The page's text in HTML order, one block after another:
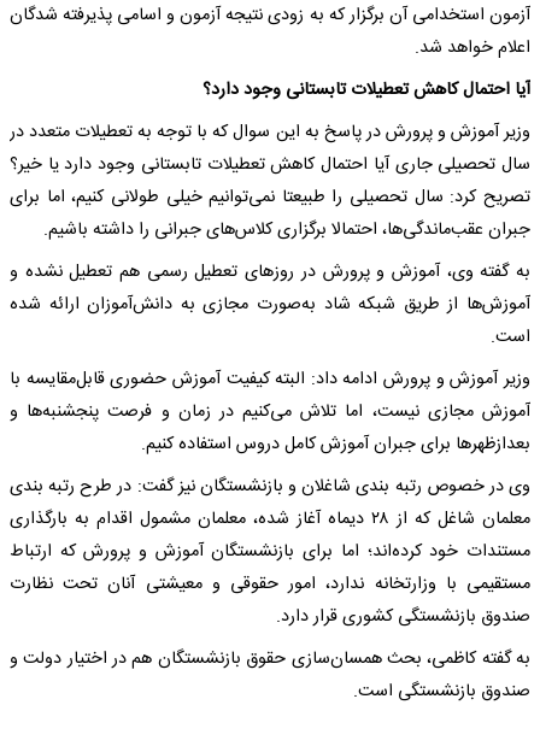
آزمون استخدامی آن برگزار که به زودی نتیجه آزمون و اسامی پذیرفته شدگان
اعلام خواهد شد.
آیا احتمال کاهش تعطیلات تابستانی وجود دارد؟
وزیر آموزش و پرورش در پاسخ به این سوال که با توجه به تعطیلات متعدد در
سال تحصیلی جاری آیا احتمال کاهش تعطیلات تابستانی وجود دارد یا خیر؟
تصریح کرد: سال تحصیلی را طبیعتا نمی‌توانیم خیلی طولانی کنیم، اما برای
جبران عقب‌ماندگی‌ها، احتمالا برگزاری کلاس‌های جبرانی را داشته باشیم.
به گفته وی، آموزش و پرورش در روز‌های تعطیل رسمی هم تعطیل نشده و
آموزش‌ها از طریق شبکه شاد به‌صورت مجازی به دانش‌آموزان ارائه شده
است.
وزیر آموزش و پرورش ادامه داد: البته کیفیت آموزش حضوری قابل‌مقایسه با
آموزش مجازی نیست، اما تلاش می‌کنیم در زمان و فرصت پنجشنبه‌ها و
بعدازظهر‌ها برای جبران آموزش کامل دروس استفاده کنیم.
وی در خصوص رتبه بندی شاغلان و بازنشستگان نیز گفت: در طرح رتبه بندی
معلمان شاغل که از ۲۸ دیماه آغاز شده، معلمان مشمول اقدام به بارگذاری
مستندات خود کرده‌اند؛ اما برای بازنشستگان آموزش و پرورش که ارتباط
مستقیمی با وزارتخانه ندارد، امور حقوقی و معیشتی آنان تحت نظارت
صندوق بازنشستگی کشوری قرار دارد.
به گفته کاظمی، بحث همسان‌سازی حقوق بازنشستگان هم در اختیار دولت و
صندوق بازنشستگی است.